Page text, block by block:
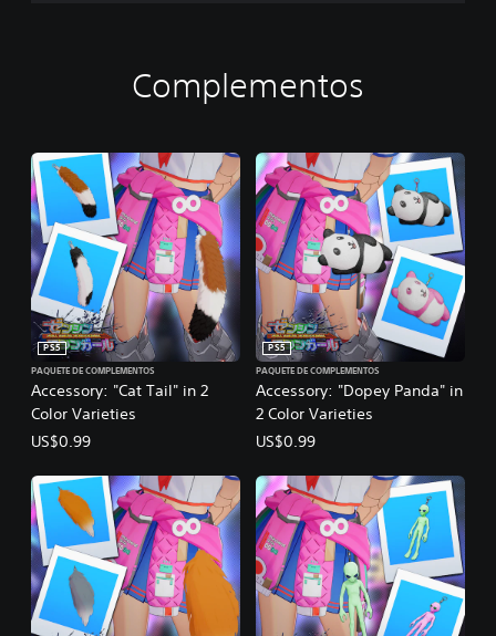
Complementos
Accessory: "Cat Tail" in 2
Color Varieties
PS5
PAQUETE DE COMPLEMENTOS
US$0.99
Accessory: "Dopey Panda" in
2 Color Varieties
PS5
PAQUETE DE COMPLEMENTOS
US$0.99